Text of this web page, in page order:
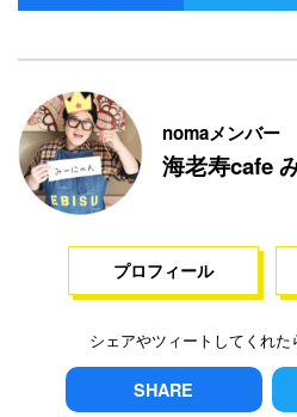
nomaメンバー
海老寿cafe
プロフィール
シェアやツィートしてくれ
SHARE